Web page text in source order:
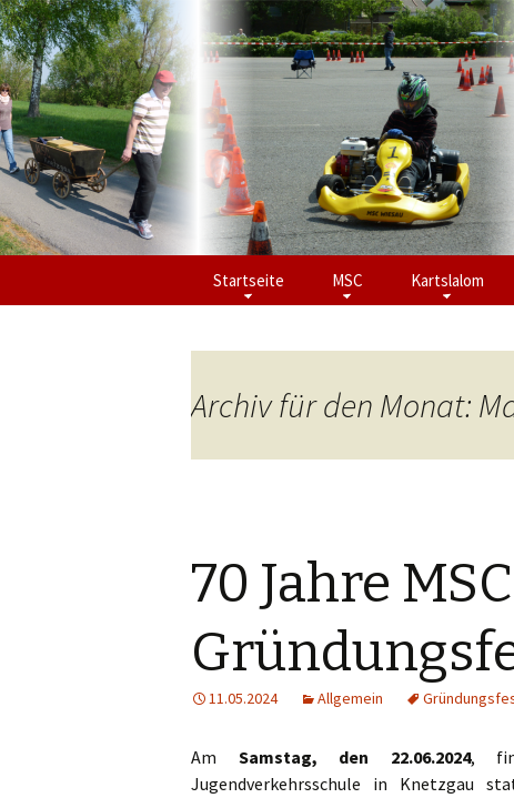
Startseite MSC Kartslalom
Archiv für den Monat:
70 Jahre
11.05.2024 Allgemein
Am Samstag, den 22.06.2024,
Jugendverkehrsschule in Knetzgau